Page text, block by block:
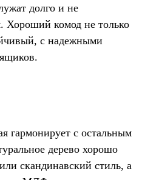
долго и не
Хороший комод не только
с надежными
гармонирует с остальным
дерево хорошо
скандинавский стиль, а